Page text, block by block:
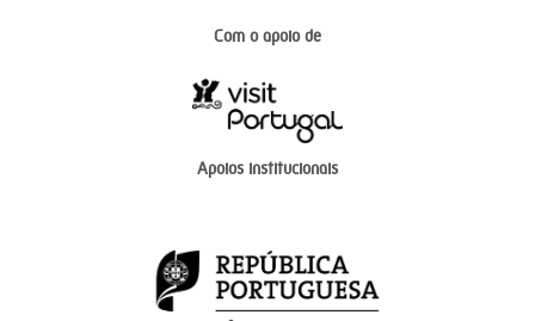
Com o apoio de
Apoios institucionais